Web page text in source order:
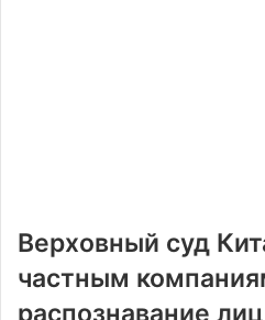
Верховный суд
частным
распознавание